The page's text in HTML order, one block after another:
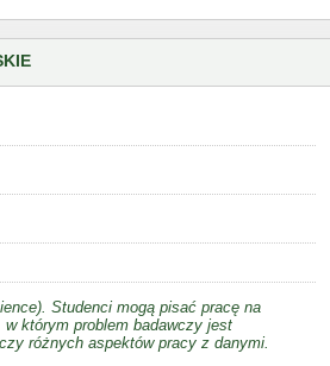
). Studenci mogą pisać pracę na
którym problem badawczy jest
różnych aspektów pracy z danymi.